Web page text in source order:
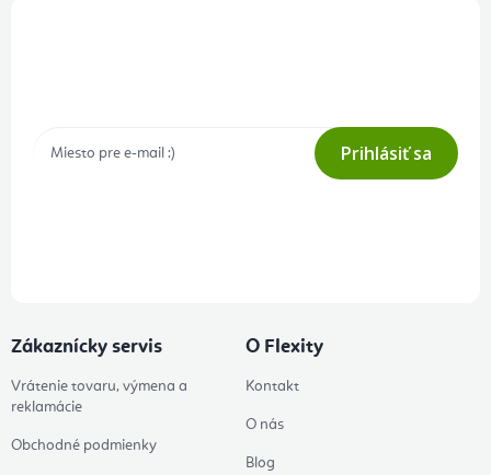
Prihlásiť sa
Zákaznícky servis
Vrátenie tovaru, výmena a
reklamácie
Obchodné podmienky
O Flexity
Kontakt
O nás
Blog